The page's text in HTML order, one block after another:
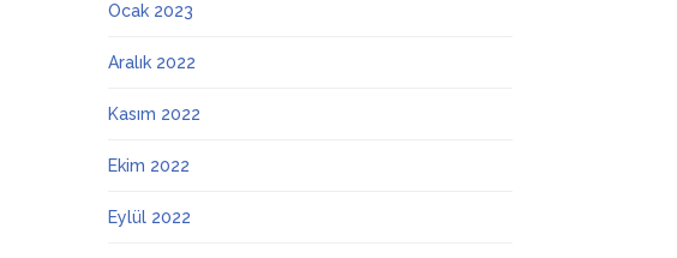
Ocak 2023
Aralık 2022
Kasım 2022
Ekim 2022
Eylül 2022